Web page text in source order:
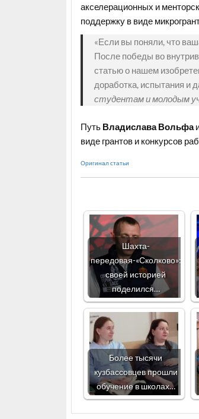
акселерационных и
поддержку в виде
«Если вы поняли, что
После победы во
статью о нашем
доработка, испытания и
студентам и молодым
Путь Владислава Вольфа
виде грантов и конкурсов
Оригинал статьи
Шахта-
передовая-«Сколково»:
своей историей
поделился…
Более тысячи
кузбассовцев прошли
обучение в школах…